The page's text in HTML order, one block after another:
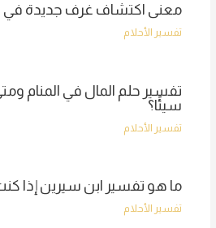
معنى اكتشاف غرف جديدة في
تفسير الأحلام
تفسير حلم المال في المنام
سيئًا؟
تفسير الأحلام
ما هو تفسير ابن سيرين إذا كنت
تفسير الأحلام